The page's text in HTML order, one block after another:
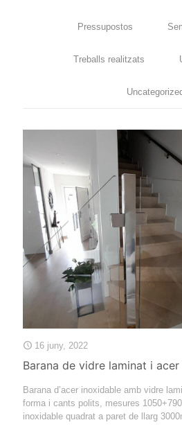
Pressupostos
Treballs realitzats
16 juny, 2022
Barana de vidre laminat i
Barana d’acer inoxidable amb vidre
forma i cants polits, mesures
inoxidable quadrat a paret de llarg